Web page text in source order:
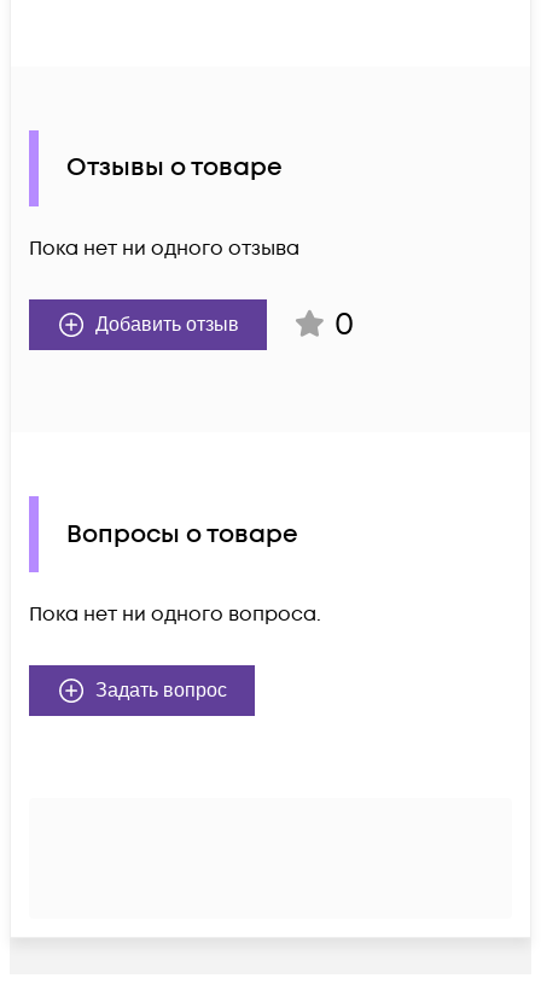
Отзывы о товаре
Пока нет ни одного отзыва
Добавить отзыв 0
Вопросы о товаре
Пока нет ни одного вопроса.
Задать вопрос